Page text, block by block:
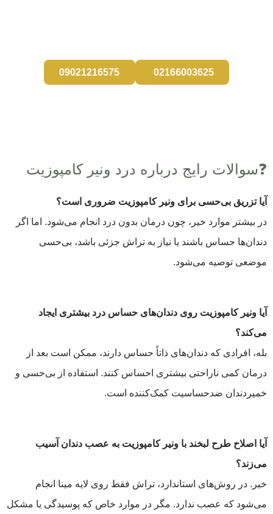
02166003625
09021216575
❓سوالات رایج درباره درد ونیر کامپوزیت
آیا تزریق بی‌حسی برای ونیر کامپوزیت ضروری است؟
در بیشتر موارد خیر، چون درمان بدون درد انجام می‌شود. اما اگر
دندان‌ها حساس باشند یا نیاز به تراش جزئی باشد، بی‌حسی
موضعی توصیه می‌شود.
آیا ونیر کامپوزیت روی دندان‌های حساس درد بیشتری ایجاد
می‌کند؟
بله، افرادی که دندان‌های ذاتاً حساس دارند، ممکن است بعد از
درمان کمی ناراحتی بیشتری احساس کنند. استفاده از بی‌حسی و
خمیردندان ضدحساسیت کمک‌کننده است.
آیا اصلاح طرح لبخند با ونیر کامپوزیت به عصب دندان آسیب
می‌زند؟
خیر. در روش‌های استاندارد، تراش فقط روی لایه مینا انجام
می‌شود که عصب ندارد. مگر در موارد خاص که پوسیدگی یا مشکل